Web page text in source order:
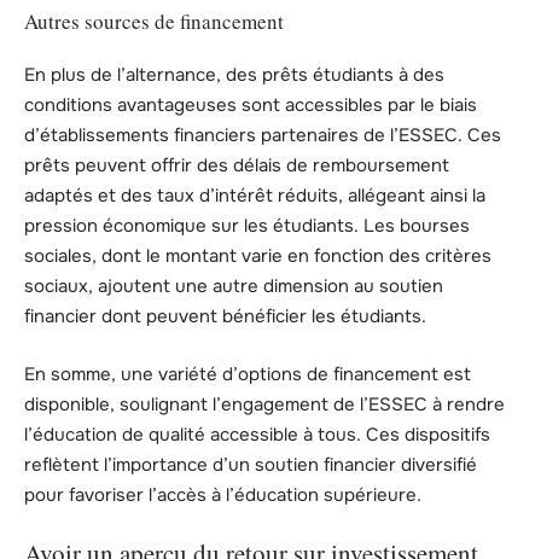
Autres sources de financement
En plus de l’alternance, des prêts étudiants à des
conditions avantageuses sont accessibles par le biais
d’établissements financiers partenaires de l’ESSEC. Ces
prêts peuvent offrir des délais de remboursement
adaptés et des taux d’intérêt réduits, allégeant ainsi la
pression économique sur les étudiants. Les bourses
sociales, dont le montant varie en fonction des critères
sociaux, ajoutent une autre dimension au soutien
financier dont peuvent bénéficier les étudiants.
En somme, une variété d’options de financement est
disponible, soulignant l’engagement de l’ESSEC à rendre
l’éducation de qualité accessible à tous. Ces dispositifs
reflètent l’importance d’un soutien financier diversifié
pour favoriser l’accès à l’éducation supérieure.